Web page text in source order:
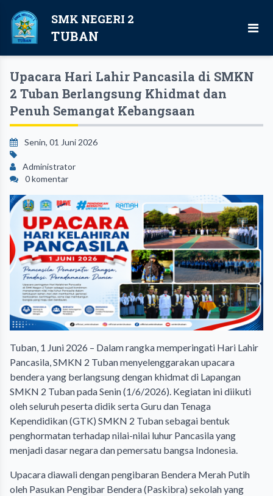
SMK NEGERI 2
TUBAN
Upacara Hari Lahir Pancasila di SMKN
2 Tuban Berlangsung Khidmat dan
Penuh Semangat Kebangsaan
Senin, 01 Juni 2026
Administrator
0 komentar
Tuban, 1 Juni 2026 – Dalam rangka memperingati Hari Lahir
Pancasila, SMKN 2 Tuban menyelenggarakan upacara
bendera yang berlangsung dengan khidmat di Lapangan
SMKN 2 Tuban pada Senin (1/6/2026). Kegiatan ini diikuti
oleh seluruh peserta didik serta Guru dan Tenaga
Kependidikan (GTK) SMKN 2 Tuban sebagai bentuk
penghormatan terhadap nilai-nilai luhur Pancasila yang
menjadi dasar negara dan pemersatu bangsa Indonesia.
Upacara diawali dengan pengibaran Bendera Merah Putih
oleh Pasukan Pengibar Bendera (Paskibra) sekolah yang